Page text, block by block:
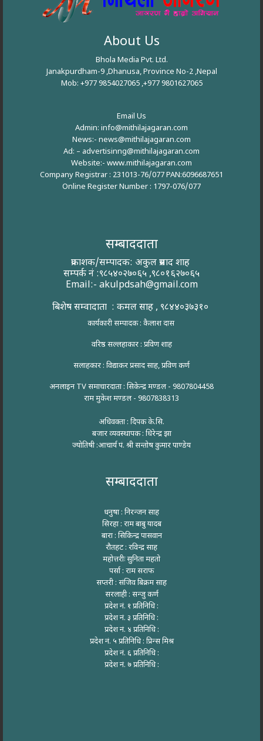
About Us
Bhola Media Pvt. Ltd.
Janakpurdham-9 ,Dhanusa, Province No-2 ,Nepal
Mob: +977 9854027065 ,+977 9801627065
Email Us
Admin: info@mithilajagaran.com
News:- news@mithilajagaran.com
Ad: – advertisinng@mithilajagaran.com
Website:- www.mithilajagaran.com
Company Registrar : 231013-76/077 PAN:6096687651
Online Register Number : 1797-076/077
सम्बाददाता
प्रकाशक/सम्पादक: अकुल प्रसाद शाह
सम्पर्क नं :९८५४०२७०६५ ,९८०१६२७०६५
Email:- akulpdsah@gmail.com
बिशेष सम्वादाता : कमल साह , ९८४४०३७३१०
कार्यकारी सम्पादक : कैलाश दास
वरिष्ठ सल्लहाकार : प्रविण शाह
सलाहकार : विद्याकर प्रसाद साह, प्रविण कर्ण
अनलाइन TV समाचारदाता : सिकेन्द्र मण्डल - 9807804458
राम मुकेश मण्डल - 9807838313
अधिवक्ता : दिपक के.सि.
बजार व्यवस्थापक : धिरेन्द्र झा
ज्योतिषी :आचार्य पं. श्री सन्तोष कुमार पाण्डेय
सम्बाददाता
धनुषा : निरन्जन साह
सिरहा : राम बाबु यादब
बारा : सिकिन्द्र पासवान
रौतहट : रविन्द्र साह
महोत्तरीः सुनिता महतो
पर्सा : राम सराफ
सप्तरी : संजिव बिक्रम साह
सरलाही : सन्जु कर्ण
प्रदेश नं. १ प्रतिनिधि :
प्रदेश नं. ३ प्रतिनिधि :
प्रदेश नं. ४ प्रतिनिधि :
प्रदेश नं. ५ प्रतिनिधि : प्रिन्स मिश्र
प्रदेश नं. ६ प्रतिनिधि :
प्रदेश नं. ७ प्रतिनिधि :